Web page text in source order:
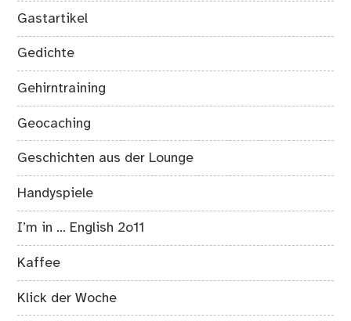
Gastartikel
Gedichte
Gehirntraining
Geocaching
Geschichten aus der Lounge
Handyspiele
I’m in … English 2o11
Kaffee
Klick der Woche